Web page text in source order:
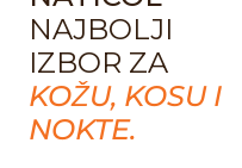
NAJBOLJI
IZBOR ZA
KOŽU, KOSU I
NOKTE.